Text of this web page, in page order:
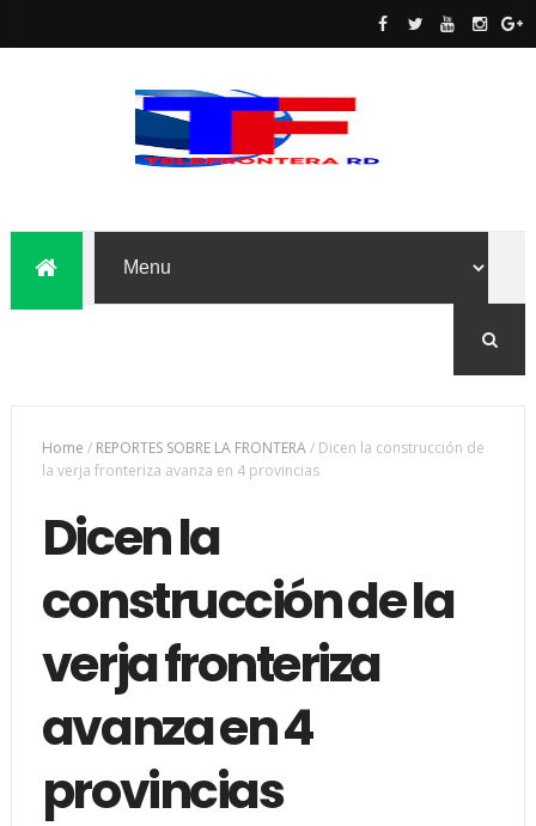
Home / REPORTES SOBRE LA FRONTERA/ Dicen la construcción de
la verja fronteriza avanza en 4 provincias
Dicen la
construcción de la
verja fronteriza
avanza en 4
provincias